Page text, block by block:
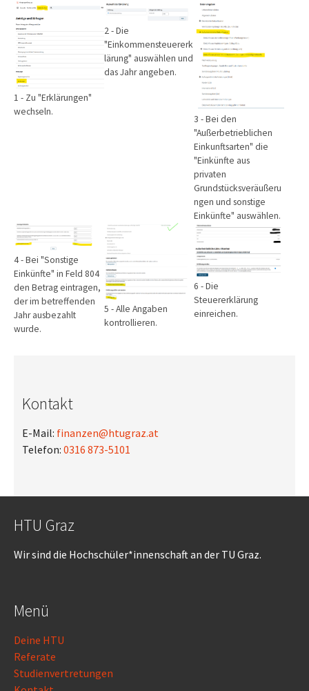
Show larger version
1 - Zu "Erklärungen"
wechseln.
Show larger version
2 - Die
"Einkommensteuererk
lärung" auswählen und
das Jahr angeben.
Show larger version
3 - Bei den
"Außerbetrieblichen
Einkunftsarten" die
"Einkünfte aus
privaten
Grundstücksveräußeru
ngen und sonstige
Einkünfte" auswählen.
Show larger version
4 - Bei "Sonstige
Einkünfte" in Feld 804
den Betrag eintragen,
der im betreffenden
Jahr ausbezahlt
wurde.
Show larger version
5 - Alle Angaben
kontrollieren.
Show larger version
6 - Die
Steuererklärung
einreichen.
Kontakt
E-Mail: finanzen@htugraz.at
Telefon: 0316 873-5101
HTU Graz
Wir sind die Hochschüler*innenschaft an der TU Graz.
Menü
Deine HTU
Referate
Studienvertretungen